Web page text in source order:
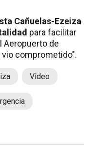
Cañuelas-Ezeiza
para facilitar
Aeropuerto de
comprometido".
Video